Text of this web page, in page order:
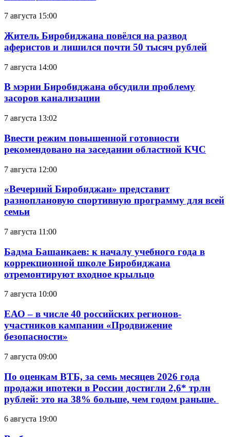
7 августа 15:00
Житель Биробиджана повёлся на развод
аферистов и лишился почти 50 тысяч рублей
7 августа 14:00
В мэрии Биробиджана обсудили проблему
засоров канализации
7 августа 13:02
Ввести режим повышенной готовности
рекомендовано на заседании областной КЧС
7 августа 12:00
«Вечерний Биробиджан» представит
разноплановую спортивную программу для всей
семьи
7 августа 11:00
Бадма Башанкаев: к началу учебного года в
коррекционной школе Биробиджана
отремонтируют входное крыльцо
7 августа 10:00
ЕАО – в числе 40 российских регионов-
участников кампании «Продвижение
безопасности»
7 августа 09:00
По оценкам ВТБ, за семь месяцев 2026 года
продажи ипотеки в России достигли 2,6* трлн
рублей: это на 38% больше, чем годом раньше.
6 августа 19:00